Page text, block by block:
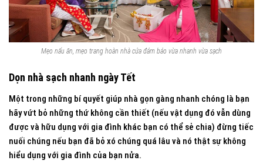
Mẹo nấu ăn, mẹo trang hoàn nhà cửa đảm bảo vừa nhanh vừa sạch
Dọn nhà sạch nhanh ngày Tết
Một trong những bí quyết giúp nhà gọn gàng nhanh chóng là bạn
hãy vứt bỏ những thứ không cần thiết (nếu vật dụng đó vẫn dùng
được và hữu dụng với gia đình khác bạn có thể sẻ chia) đừng tiếc
nuối chúng nếu bạn đã bỏ xó chúng quá lâu và nó thật sự không
hiểu dụng với gia đình của bạn nửa.